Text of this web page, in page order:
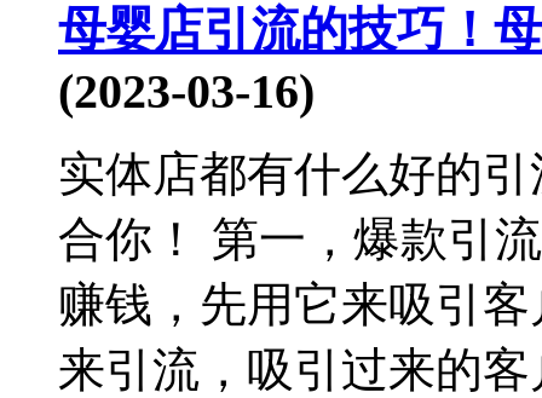
母婴店引流的技巧！
(2023-03-16)
实体店都有什么好的
合你！ 第一，爆款引
赚钱，先用它来吸引
来引流，吸引过来的